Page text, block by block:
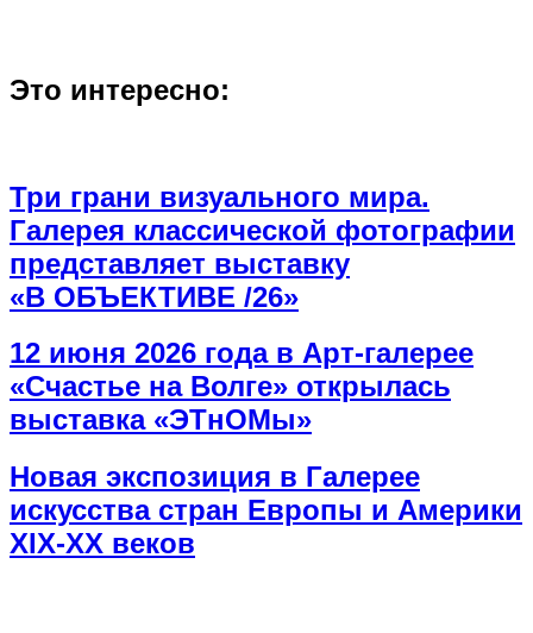
Это интересно:
Три грани визуального мира.
Галерея классической фотографии
представляет выставку
«В ОБЪЕКТИВЕ /26»
12 июня 2026 года в Арт-галерее
«Счастье на Волге» открылась
выставка «ЭТнОМы»
Новая экспозиция в Галерее
искусства стран Европы и Америки
XIX-XX веков